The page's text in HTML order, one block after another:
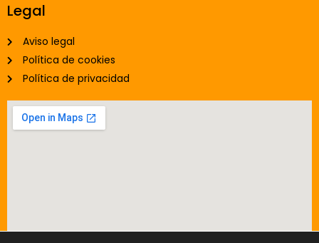
Legal
Aviso legal
Política de cookies
Política de privacidad